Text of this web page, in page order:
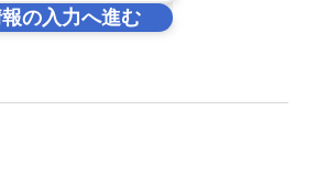
の入力へ進む